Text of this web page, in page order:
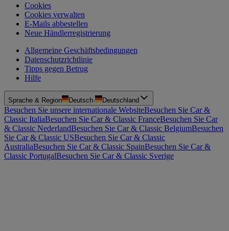
Cookies
Cookies verwalten
E-Mails abbestellen
Neue Händlerregistrierung
Allgemeine Geschäftsbedingungen
Datenschutzrichtlinie
Tipps gegen Betrug
Hilfe
Sprache & Region Deutsch· Deutschland
Besuchen Sie unsere internationale WebsiteBesuchen Sie Car &
Classic ItaliaBesuchen Sie Car & Classic FranceBesuchen Sie Car
& Classic NederlandBesuchen Sie Car & Classic BelgiumBesuchen
Sie Car & Classic USBesuchen Sie Car & Classic
AustraliaBesuchen Sie Car & Classic SpainBesuchen Sie Car &
Classic PortugalBesuchen Sie Car & Classic Sverige